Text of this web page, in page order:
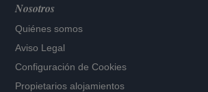
Nosotros
Quiénes somos
Aviso Legal
Configuración de Cookies
Propietarios alojamientos